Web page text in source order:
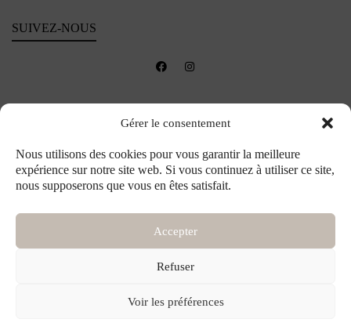
Gérer le consentement
Nous utilisons des cookies pour vous garantir la meilleure
expérience sur notre site web. Si vous continuez à utiliser ce site,
nous supposerons que vous en êtes satisfait.
Accepter
Refuser
Voir les préférences
SUIVEZ-NOUS